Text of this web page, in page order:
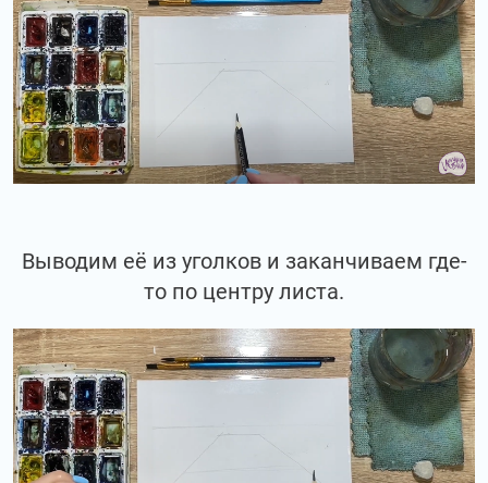
Выводим её из уголков и заканчиваем где-
то по центру листа.